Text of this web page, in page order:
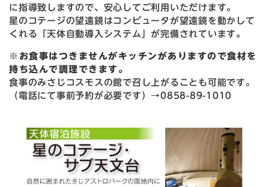
に指導致しますので、安心してご利用いただけます。
星のコテージの望遠鏡はコンピュータが望遠鏡を動かして
くれる「天体自動導入システム」が完備されています。
※お食事はつきませんがキッチンがありますので食材を
持ち込んで調理できます。
食事のみさじコスモスの館で召し上がることも可能です。
（電話にて事前予約が必要です）→0858-89-1010